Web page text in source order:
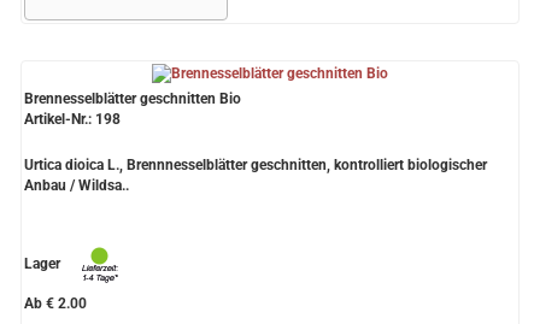
Brennesselblätter geschnitten Bio
Artikel-Nr.: 198
Urtica dioica L., Brennnesselblätter geschnitten, kontrolliert biologischer
Anbau / Wildsa..
Lager
Ab € 2.00